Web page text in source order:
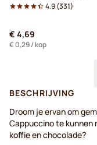
4.9(331)
€ 4,69
€ 0,29/ kop
BESCHRIJVING
Droom je ervan om
Cappuccino te kunnen
koffie en chocolade?